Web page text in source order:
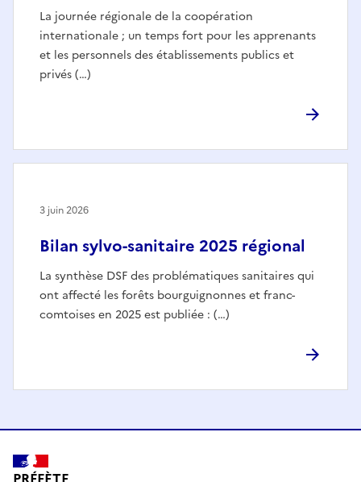
La journée régionale de la coopération
internationale ; un temps fort pour les apprenants
et les personnels des établissements publics et
privés (…)
Bilan sylvo-sanitaire 2025 régional
La synthèse DSF des problématiques sanitaires qui
ont affecté les forêts bourguignonnes et franc-
comtoises en 2025 est publiée : (…)
3 juin 2026